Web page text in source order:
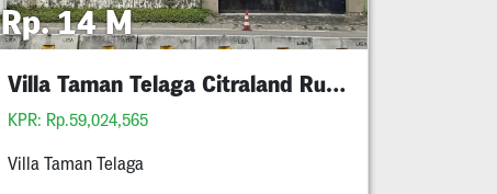
Rp. 14 M
Villa Taman Telaga Citraland Rumah Mewah
KPR: Rp.59,024,565
Villa Taman Telaga